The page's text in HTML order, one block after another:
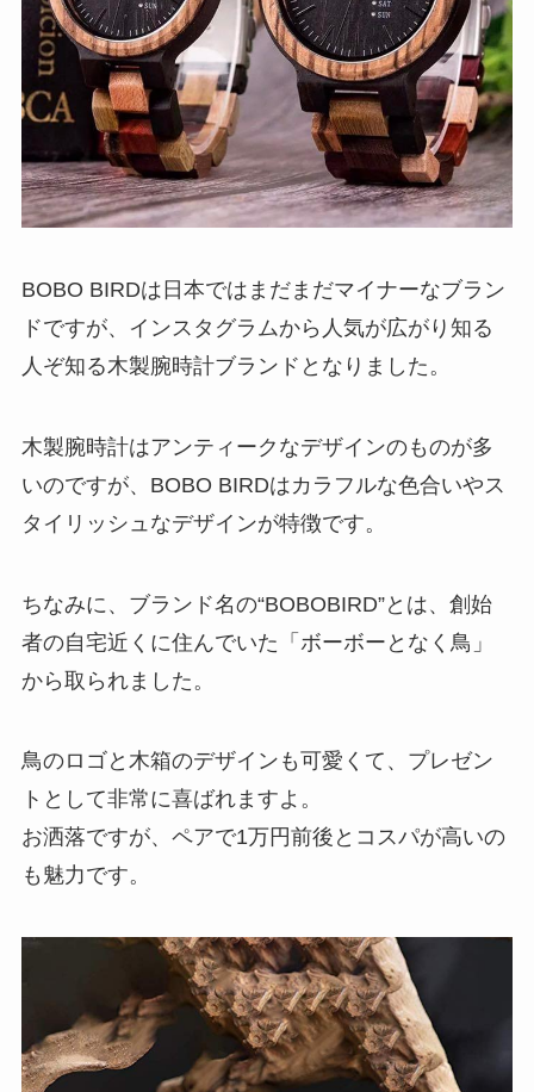
BOBO BIRDは日本ではまだまだマイナーなブラン
ドですが、インスタグラムから人気が広がり知る
人ぞ知る木製腕時計ブランドとなりました。
木製腕時計はアンティークなデザインのものが多
いのですが、BOBO BIRDはカラフルな色合いやス
タイリッシュなデザインが特徴です。
ちなみに、ブランド名の“BOBOBIRD”とは、創始
者の自宅近くに住んでいた「ボーボーとなく鳥」
から取られました。
鳥のロゴと木箱のデザインも可愛くて、プレゼン
トとして非常に喜ばれますよ。
お洒落ですが、ペアで1万円前後とコスパが高いの
も魅力です。